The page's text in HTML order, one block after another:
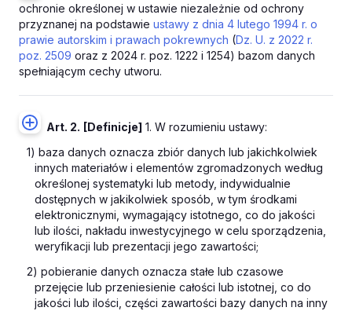
ochronie określonej w ustawie niezależnie od ochrony
przyznanej na podstawie ustawy z dnia 4 lutego 1994 r. o
prawie autorskim i prawach pokrewnych (Dz. U. z 2022 r.
poz. 2509 oraz z 2024 r. poz. 1222 i 1254) bazom danych
spełniającym cechy utworu.
Art. 2. [Definicje] 1. W rozumieniu ustawy:
1) baza danych oznacza zbiór danych lub jakichkolwiek
innych materiałów i elementów zgromadzonych według
określonej systematyki lub metody, indywidualnie
dostępnych w jakikolwiek sposób, w tym środkami
elektronicznymi, wymagający istotnego, co do jakości
lub ilości, nakładu inwestycyjnego w celu sporządzenia,
weryfikacji lub prezentacji jego zawartości;
2) pobieranie danych oznacza stałe lub czasowe
przejęcie lub przeniesienie całości lub istotnej, co do
jakości lub ilości, części zawartości bazy danych na inny